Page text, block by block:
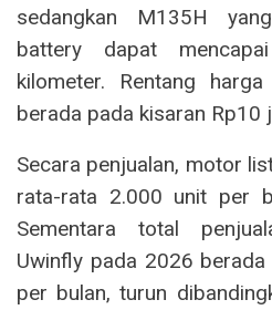
sedangkan M135H
battery dapat
kilometer. Rentang
berada pada kisaran Rp10
Secara penjualan, motor
rata-rata 2.000 unit per
Sementara total
Uwinfly pada 2026
per bulan, turun